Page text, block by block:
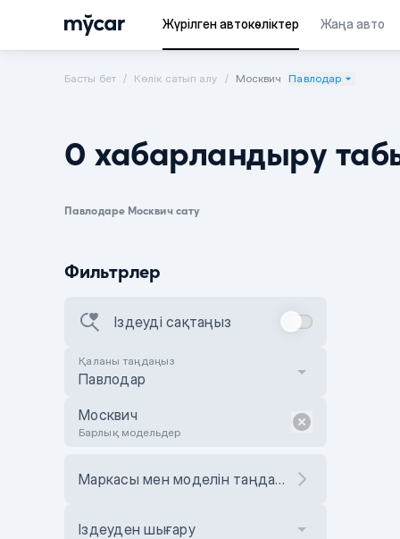
Жүрілген автокөліктер Жаңа авто
Басты бет Көлік сатып алу Москвич Павлодар
0 хабарландыру
Павлодаре Москвич сату
Фильтрлер
Іздеуді сақтаңыз
Қаланы таңдаңыз
Павлодар
Москвич
Барлық модельдер
Маркасы мен моделін таңдаңыз
Іздеуден шығару